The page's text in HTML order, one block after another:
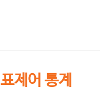
표제어 통계